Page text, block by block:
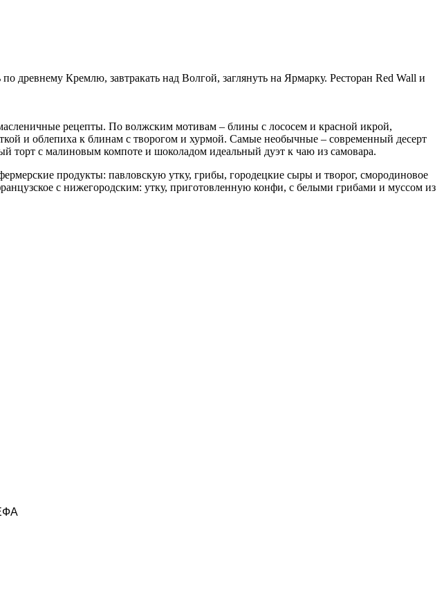
Кремлю, завтракать над Волгой, заглянуть на Ярмарку. Ресторан Red Wall и
рецепты. По волжским мотивам – блины с лососем и красной икрой,
и облепиха к блинам с творогом и хурмой. Самые необычные – современный десерт
торт с малиновым компоте и шоколадом идеальный дуэт к чаю из самовара.
продукты: павловскую утку, грибы, городецкие сыры и творог, смородиновое
с нижегородским: утку, приготовленную конфи, с белыми грибами и муссом из